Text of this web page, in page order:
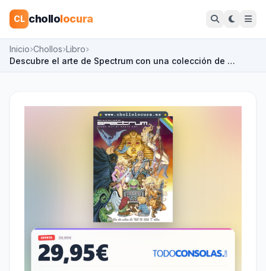
CL chollolocura
Inicio Chollos Libro
Descubre el arte de Spectrum con una colección de …